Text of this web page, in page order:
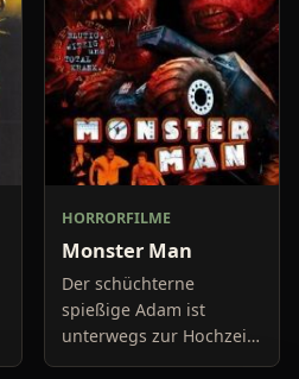
wird unser zuckersüßes
HORRORFILME
Monster Man
Der schüchterne
spießige Adam ist
unterwegs zur Hochzeit
seiner Ex-Freundin, um